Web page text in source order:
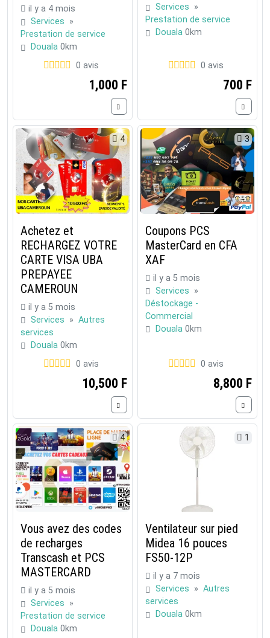
il y a 4 mois
Services »
Prestation de service
Douala 0km
0 avis
1,000 F
Services »
Prestation de service
Douala 0km
0 avis
700 F
4
Achetez et
RECHARGEZ VOTRE
CARTE VISA UBA
PREPAYEE
CAMEROUN
il y a 5 mois
Services » Autres
services
Douala 0km
0 avis
10,500 F
3
Coupons PCS
MasterCard en CFA
XAF
il y a 5 mois
Services »
Déstockage -
Commercial
Douala 0km
0 avis
8,800 F
4
Vous avez des codes
de recharges
Transcash et PCS
MASTERCARD
il y a 5 mois
Services »
Prestation de service
Douala 0km
1
Ventilateur sur pied
Midea 16 pouces
FS50-12P
il y a 7 mois
Services » Autres
services
Douala 0km